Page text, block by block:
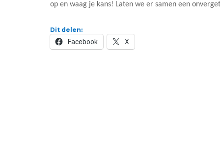
op en waag je kans! Laten we er samen een
Dit delen:
Facebook X